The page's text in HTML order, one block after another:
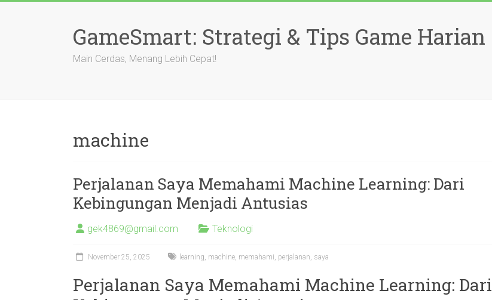
GameSmart: Strategi & Tips Game Harian
Main Cerdas, Menang Lebih Cepat!
machine
Perjalanan Saya Memahami Machine Learning: Dari
Kebingungan Menjadi Antusias
gek4869@gmail.com Teknologi
November 25, 2025 learning, machine, memahami, perjalanan, saya
Perjalanan Saya Memahami Machine Learning: Dari